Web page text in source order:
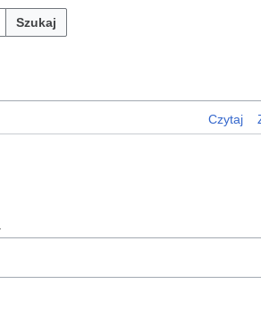
Szukaj
Czytaj